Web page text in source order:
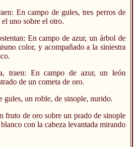
En campo de gules, tres perros de
uno sobre el otro.
En campo de azur, un árbol de
color, y acompañado a la siniestra
traen: En campo de azur, un león
de un cometa de oro.
gules, un roble, de sinople, nurido.
fruto de oro sobre un prado de sinople
con la cabeza levantada mirando